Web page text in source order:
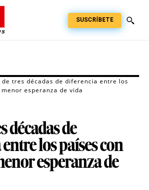
SUSCRÍBETE
de tres décadas de diferencia entre los
esperanza de vida
décadas de
los países con
esperanza de